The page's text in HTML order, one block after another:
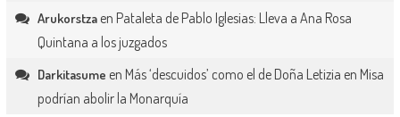
Arukorstzaen Pataleta de Pablo Iglesias: Lleva a Ana Rosa
Quintana a los juzgados
Darkitasume en Más ‘descuidos’ como el de Doña Letizia en Misa
podrían abolir la Monarquía